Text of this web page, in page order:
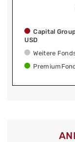
Capital
USD
Weitere